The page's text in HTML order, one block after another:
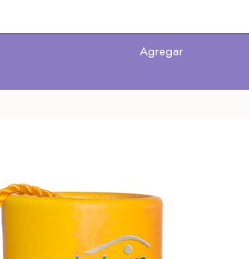
Agregar